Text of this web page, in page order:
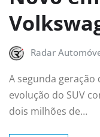
Radar
A segunda geração
evolução do SUV
dois milhões de…